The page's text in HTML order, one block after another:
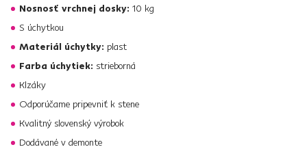
Nosnosť vrchnej dosky: 10 kg
S úchytkou
Materiál úchytky: plast
Farba úchytiek: strieborná
Klzáky
Odporúčame pripevniť k stene
Kvalitný slovenský výrobok
Dodávané v demonte